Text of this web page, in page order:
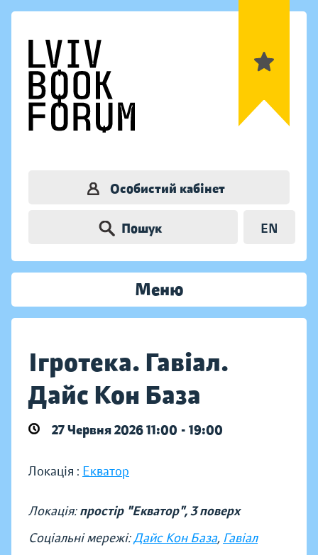
Особистий кабінет
Пошук EN
Меню
Ігротека. Гавіал.
Дайс Кон База
27 Червня 2026 11:00 - 19:00
Локація : Екватор
Локація:простір "Екватор", 3 поверх
Соціальні мережі:Дайс Кон База, Гавіал